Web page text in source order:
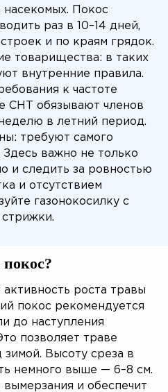
Покос
раз в 10–14 дней,
и по краям грядок.
товарищества: в таких
внутренние правила.
к частоте
СНТ обязывают членов
в летний период.
требуют самого
Здесь важно не только
и следить за ровностью
и отсутствием
газонокосилку с
роста травы
покос рекомендуется
до наступления
позволяет траве
зимой. Высоту среза в
немного выше — 6–8 см.
и обеспечит